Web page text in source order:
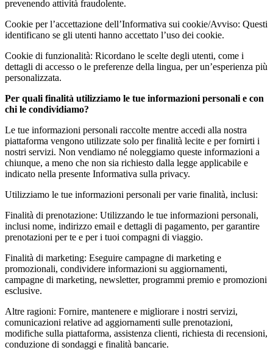
prevenendo attività fraudolente.
Cookie per l’accettazione dell’Informativa sui cookie/Avviso: Questi
identificano se gli utenti hanno accettato l’uso dei cookie.
Cookie di funzionalità: Ricordano le scelte degli utenti, come i
dettagli di accesso o le preferenze della lingua, per un’esperienza più
personalizzata.
Per quali finalità utilizziamo le tue informazioni personali e con
chi le condividiamo?
Le tue informazioni personali raccolte mentre accedi alla nostra
piattaforma vengono utilizzate solo per finalità lecite e per fornirti i
nostri servizi. Non vendiamo né noleggiamo queste informazioni a
chiunque, a meno che non sia richiesto dalla legge applicabile e
indicato nella presente Informativa sulla privacy.
Utilizziamo le tue informazioni personali per varie finalità, inclusi:
Finalità di prenotazione: Utilizzando le tue informazioni personali,
inclusi nome, indirizzo email e dettagli di pagamento, per garantire
prenotazioni per te e per i tuoi compagni di viaggio.
Finalità di marketing: Eseguire campagne di marketing e
promozionali, condividere informazioni su aggiornamenti,
campagne di marketing, newsletter, programmi premio e promozioni
esclusive.
Altre ragioni: Fornire, mantenere e migliorare i nostri servizi,
comunicazioni relative ad aggiornamenti sulle prenotazioni,
modifiche sulla piattaforma, assistenza clienti, richiesta di recensioni,
conduzione di sondaggi e finalità bancarie.